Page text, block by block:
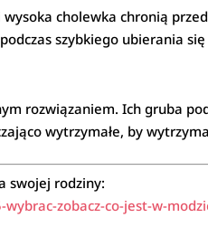
cholewka chronią
szybkiego ubierania
rozwiązaniem. Ich gruba
wytrzymałe, by
swojej rodziny:
zobacz-co-jest-w-